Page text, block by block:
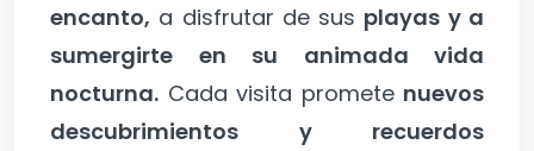
encanto, a disfrutar de sus playas y a
sumergirte en su animada vida
nocturna. Cada visita promete nuevos
descubrimientos y recuerdos